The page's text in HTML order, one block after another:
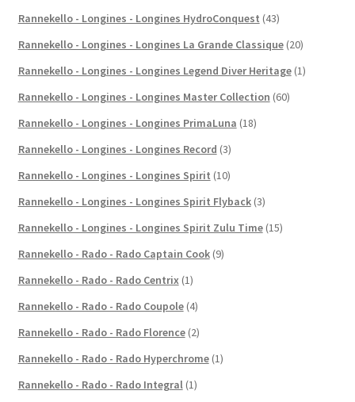
Rannekello - Longines - Longines HydroConquest (43)
Rannekello - Longines - Longines La Grande Classique (20)
Rannekello - Longines - Longines Legend Diver Heritage (1)
Rannekello - Longines - Longines Master Collection (60)
Rannekello - Longines - Longines PrimaLuna (18)
Rannekello - Longines - Longines Record (3)
Rannekello - Longines - Longines Spirit (10)
Rannekello - Longines - Longines Spirit Flyback (3)
Rannekello - Longines - Longines Spirit Zulu Time (15)
Rannekello - Rado - Rado Captain Cook (9)
Rannekello - Rado - Rado Centrix (1)
Rannekello - Rado - Rado Coupole (4)
Rannekello - Rado - Rado Florence (2)
Rannekello - Rado - Rado Hyperchrome (1)
Rannekello - Rado - Rado Integral (1)